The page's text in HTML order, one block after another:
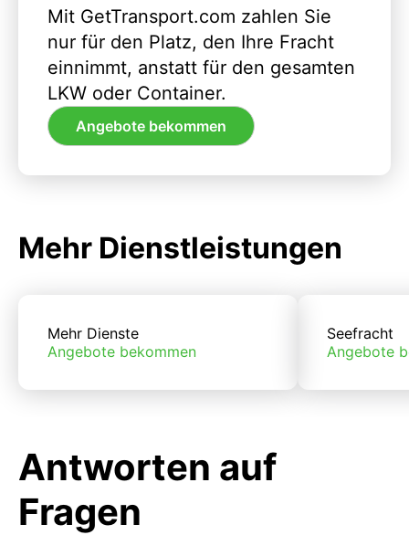
Mit GetTransport.com zahlen Sie
nur für den Platz, den Ihre Fracht
einnimmt, anstatt für den gesamten
LKW oder Container.
Angebote bekommen
Mehr Dienstleistungen
Mehr Dienste
Angebote bekommen
Seefracht
Angebote
Antworten auf
Fragen